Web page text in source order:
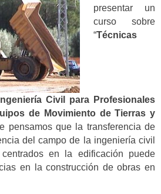
presentar un
curso sobre
“Técnicas
Civil para Profesionales
de Movimiento de Tierras y
pensamos que la transferencia de
del campo de la ingeniería civil
en la edificación puede
en la construcción de obras en